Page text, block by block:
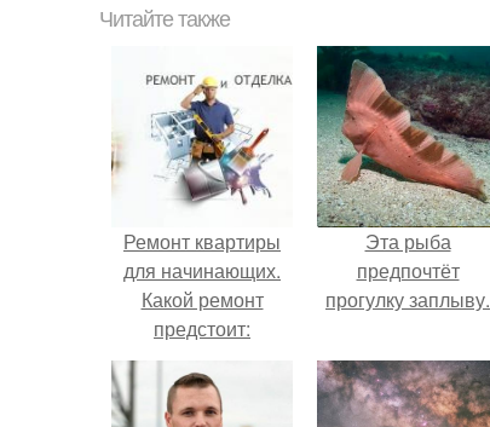
Читайте также
Ремонт квартиры
для начинающих.
Какой ремонт
предстоит:
косметический или
капитальный
Эта рыба
предпочтёт
прогулку заплыву.